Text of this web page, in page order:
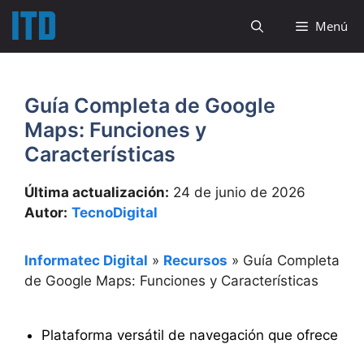
Saltar
contenido
Menú
Guía Completa de Google
Maps: Funciones y
Características
Última actualización: 24 de junio de 2026
Autor: TecnoDigital
Informatec Digital » Recursos » Guía Completa
de Google Maps: Funciones y Características
Plataforma versátil de navegación que ofrece